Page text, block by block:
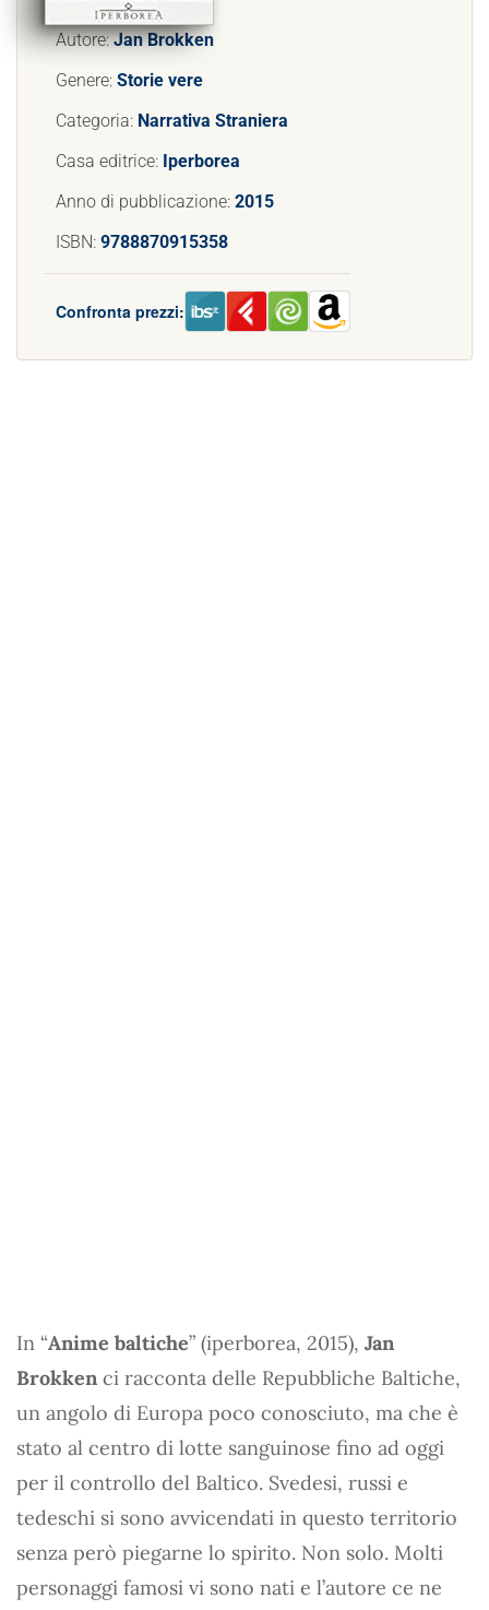
Autore:Jan Brokken
Genere: Storie vere
Categoria: Narrativa Straniera
Casa editrice: Iperborea
Anno di pubblicazione: 2015
ISBN: 9788870915358
Confronta prezzi:
In “Anime baltiche” (iperborea, 2015), Jan
Brokken ci racconta delle Repubbliche Baltiche,
un angolo di Europa poco conosciuto, ma che è
stato al centro di lotte sanguinose fino ad oggi
per il controllo del Baltico. Svedesi, russi e
tedeschi si sono avvicendati in questo territorio
senza però piegarne lo spirito. Non solo. Molti
personaggi famosi vi sono nati e l’autore ce ne